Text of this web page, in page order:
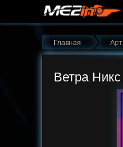
Главная Арт
Ветра Никс